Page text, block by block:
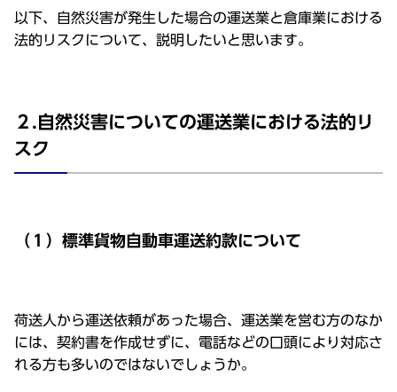
以下、自然災害が発生した場合の運送業と倉庫業における
法的リスクについて、説明したいと思います。
２.自然災害についての運送業における法的リ
スク
（１）標準貨物自動車運送約款について
荷送人から運送依頼があった場合、運送業を営む方のなか
には、契約書を作成せずに、電話などの口頭により対応さ
れる方も多いのではないでしょうか。